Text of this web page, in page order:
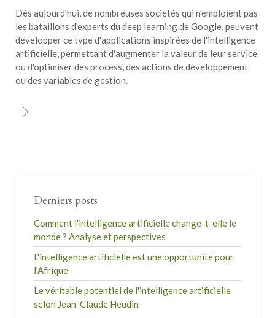
Dès aujourd'hui, de nombreuses sociétés qui n'emploient pas
les bataillons d'experts du deep learning de Google, peuvent
développer ce type d'applications inspirées de l'intelligence
artificielle, permettant d'augmenter la valeur de leur service
ou d'optimiser des process, des actions de développement
ou des variables de gestion.
Derniers posts
Comment l'intelligence artificielle change-t-elle le
monde ? Analyse et perspectives
L'intelligence artificielle est une opportunité pour
l'Afrique
Le véritable potentiel de l'intelligence artificielle
selon Jean-Claude Heudin